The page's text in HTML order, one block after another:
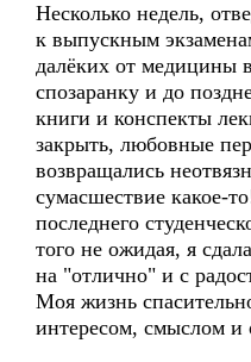
Несколько недель,
к выпускным
далёких от медицины
спозаранку и до
книги и конспекты
закрыть, любовные
возвращались
сумасшествие какое-
последнего
того не ожидая, я
на "отлично" и с
Моя жизнь
интересом, смыслом и